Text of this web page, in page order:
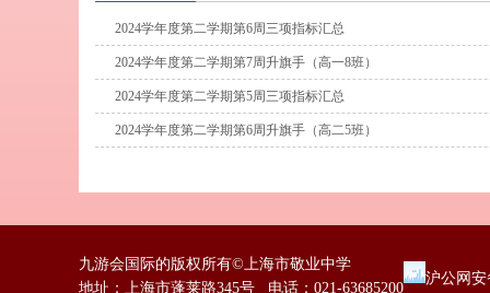
2024学年度第二学期第6周三项指标汇总
2024学年度第二学期第7周升旗手（高一8班）
2024学年度第二学期第5周三项指标汇总
2024学年度第二学期第6周升旗手（高二5班）
九游会国际的版权所有©上海市敬业中学
地址：上海市蓬莱路345号 电话：021-63685200
沪公网